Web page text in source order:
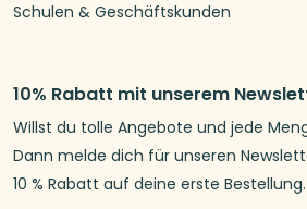
Schulen & Geschäftskunden
10% Rabatt mit unserem
Willst du tolle Angebote und jede
Dann melde dich für unseren
10 % Rabatt auf deine erste Bestellung.